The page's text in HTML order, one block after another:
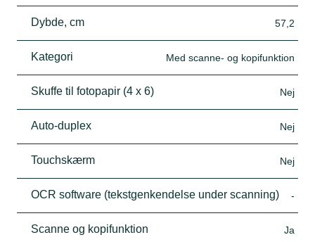
Dybde, cm 57,2
Kategori Med scanne- og kopifunktion
Skuffe til fotopapir (4 x 6) Nej
Auto-duplex Nej
Touchskærm Nej
OCR software (tekstgenkendelse under scanning) -
Scanne og kopifunktion Ja